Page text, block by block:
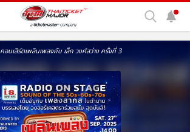
คอนเสิร์ตเพลินเพลงกับ เล็ก วงศ์สว่าง ครั้งที่ 3